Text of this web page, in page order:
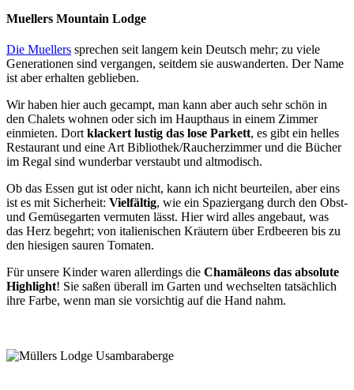
Muellers Mountain Lodge
Die Muellers sprechen seit langem kein Deutsch mehr; zu viele
Generationen sind vergangen, seitdem sie auswanderten. Der Name
ist aber erhalten geblieben.
Wir haben hier auch gecampt, man kann aber auch sehr schön in
den Chalets wohnen oder sich im Haupthaus in einem Zimmer
einmieten. Dort klackert lustig das lose Parkett, es gibt ein helles
Restaurant und eine Art Bibliothek/Raucherzimmer und die Bücher
im Regal sind wunderbar verstaubt und altmodisch.
Ob das Essen gut ist oder nicht, kann ich nicht beurteilen, aber eins
ist es mit Sicherheit: Vielfältig, wie ein Spaziergang durch den Obst-
und Gemüsegarten vermuten lässt. Hier wird alles angebaut, was
das Herz begehrt; von italienischen Kräutern über Erdbeeren bis zu
den hiesigen sauren Tomaten.
Für unsere Kinder waren allerdings die Chamäleons das absolute
Highlight! Sie saßen überall im Garten und wechselten tatsächlich
ihre Farbe, wenn man sie vorsichtig auf die Hand nahm.